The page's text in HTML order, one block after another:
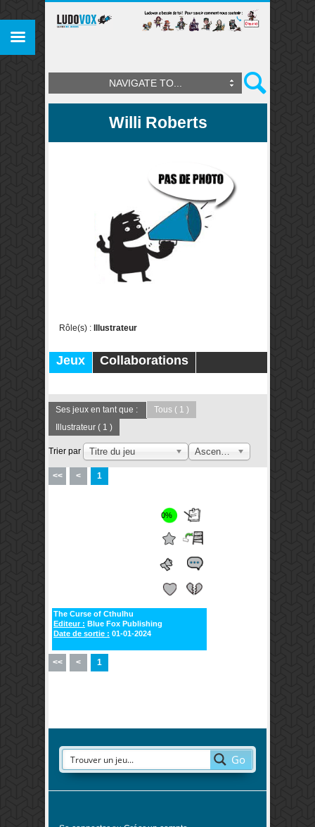
NAVIGATE TO...
Willi Roberts
Rôle(s) : Illustrateur
Jeux
Collaborations
Ses jeux en tant que : Tous ( 1 )
Illustrateur ( 1 )
Trier par Titre du jeu
<< < 1
0%
The Curse of Cthulhu
Editeur : Blue Fox Publishing
Date de sortie : 01-01-2024
<< < 1
Go